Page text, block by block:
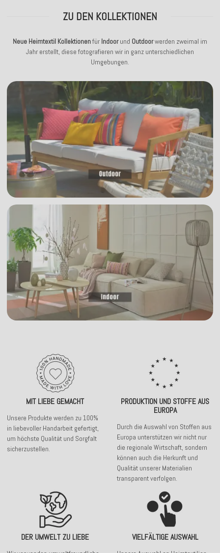
ZU DEN KOLLEKTIONEN
Neue Heimtextil Kollektionenfür Indoorund Outdoorwerden zweimal im
Jahr erstellt, diese fotografieren wir in ganz unterschiedlichen
Umgebungen.
MIT LIEBE GEMACHT
Unsere Produkte werden zu 100%
in liebevoller Handarbeit gefertigt,
um höchste Qualität und Sorgfalt
sicherzustellen.
PRODUKTION UND STOFFE AUS
EUROPA
Durch die Auswahl von Stoffen aus
Europa unterstützen wir nicht nur
die regionale Wirtschaft, sondern
können auch die Herkunft und
Qualität unserer Materialien
transparent verfolgen.
DER UMWELT ZU LIEBE VIELFÄLTIGE AUSWAHL